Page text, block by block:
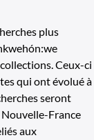
plus
Ceux-ci
qui ont évolué à
seront
France
aux